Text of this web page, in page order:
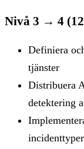
Nivå 3 → 4
Definiera
tjänster
Distribuera
detektering
incidenttyper